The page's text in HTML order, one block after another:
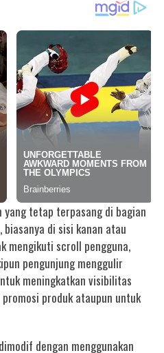
tetap terpasang di bagian
di sisi kanan atau
mengikuti scroll pengguna,
pengunjung menggulir
meningkatkan visibilitas
produk ataupun untuk
dengan menggunakan